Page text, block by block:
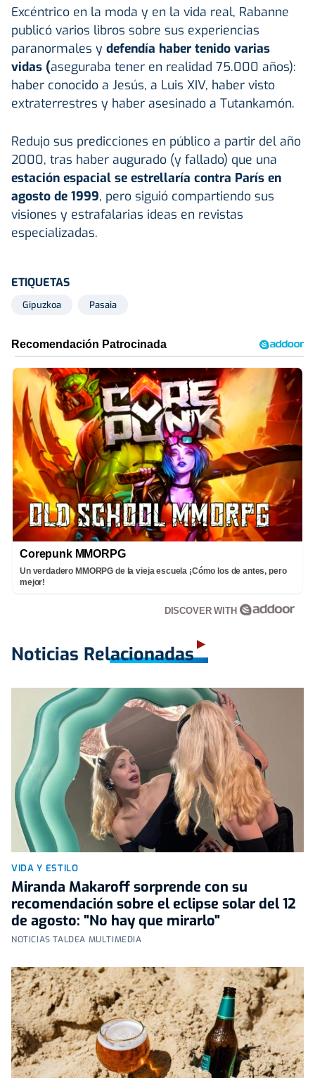
Excéntrico en la moda y en la vida real, Rabanne
publicó varios libros sobre sus experiencias
paranormales y defendía haber tenido varias
vidas (aseguraba tener en realidad 75.000 años):
haber conocido a Jesús, a Luis XIV, haber visto
extraterrestres y haber asesinado a Tutankamón.
Redujo sus predicciones en público a partir del año
2000, tras haber augurado (y fallado) que una
estación espacial se estrellaría contra París en
agosto de 1999, pero siguió compartiendo sus
visiones y estrafalarias ideas en revistas
especializadas.
ETIQUETAS
Gipuzkoa Pasaia
Corepunk MMORPG
Un verdadero MMORPG de la vieja escuela ¡Cómo los de antes, pero
mejor!
DISCOVER WITH
Noticias Relacionadas
VIDA Y ESTILO
Miranda Makaroff sorprende con su
recomendación sobre el eclipse solar del 12
de agosto: "No hay que mirarlo"
NOTICIAS TALDEA MULTIMEDIA